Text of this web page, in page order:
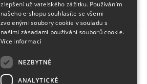
zlepšení uživatelského zážitku. Používáním
našeho e-shopu souhlasíte se všemi
zvolenými soubory cookie v souladu s
našimi zásadami používání souborů cookie.
Více informací
NEZBYTNÉ
ANALYTICKÉ